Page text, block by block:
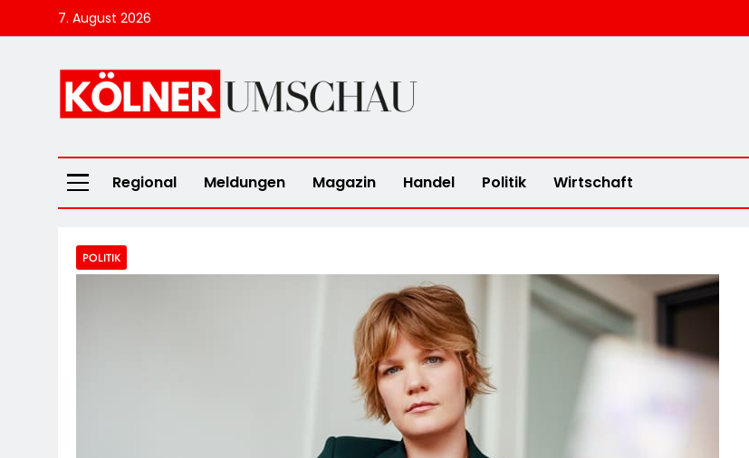
to
7. August 2026
Kölner Umschau
Regional Meldungen Magazin Handel Politik Wirtschaft
POLITIK